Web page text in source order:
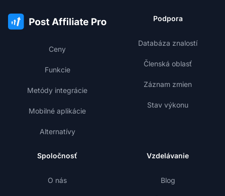
Ceny
Funkcie
Metódy integrácie
Mobilné aplikácie
Alternatívy
Podpora
Databáza znalostí
Členská oblasť
Záznam zmien
Stav výkonu
Spoločnosť
O nás
Vzdelávanie
Blog